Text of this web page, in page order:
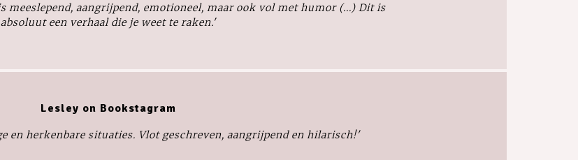
meeslepend, aangrijpend, emotioneel, maar ook vol met humor (...) Dit is
absoluut een verhaal die je weet te raken.'
Lesley on Bookstagram
en herkenbare situaties. Vlot geschreven, aangrijpend en hilarisch!'